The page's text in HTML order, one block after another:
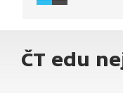
000 osob. Jací to
ČT edu